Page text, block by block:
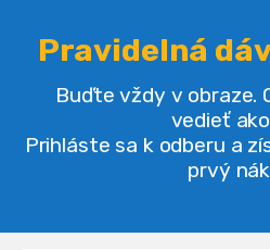
Pravidelná
Buďte vždy v obraze.
vedieť
Prihláste sa k odberu a
prvý